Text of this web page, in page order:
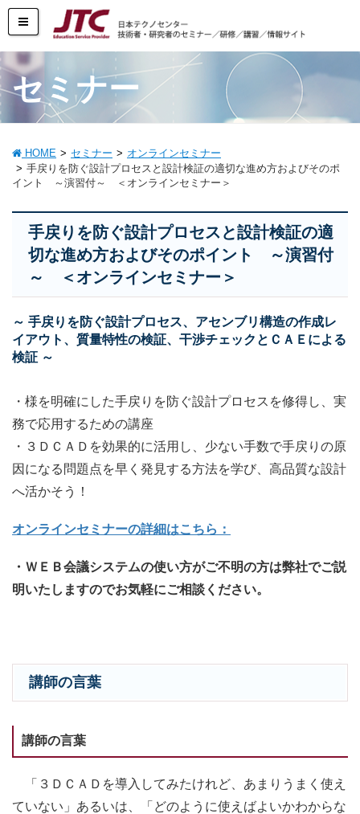
セミナー
HOME セミナー
オンラインセミナー
手戻りを防ぐ設計プロセスと設計検証の適切な進め方およびそのポ
イント ～演習付～ ＜オンラインセミナー＞
手戻りを防ぐ設計プロセスと設計検証の適
切な進め方およびそのポイント ～演習付
～ ＜オンラインセミナー＞
～ 手戻りを防ぐ設計プロセス、アセンブリ構造の作成レ
イアウト、質量特性の検証、干渉チェックとＣＡＥによる
検証 ～
・様を明確にした手戻りを防ぐ設計プロセスを修得し、実
務で応用するための講座
・３ＤＣＡＤを効果的に活用し、少ない手数で手戻りの原
因になる問題点を早く発見する方法を学び、高品質な設計
へ活かそう！
オンラインセミナーの詳細はこちら：
・ＷＥＢ会議システムの使い方がご不明の方は弊社でご説
明いたしますのでお気軽にご相談ください。
講師の言葉
講師の言葉
「３ＤＣＡＤを導入してみたけれど、あまりうまく使え
ていない」あるいは、「どのように使えばよいかわからな